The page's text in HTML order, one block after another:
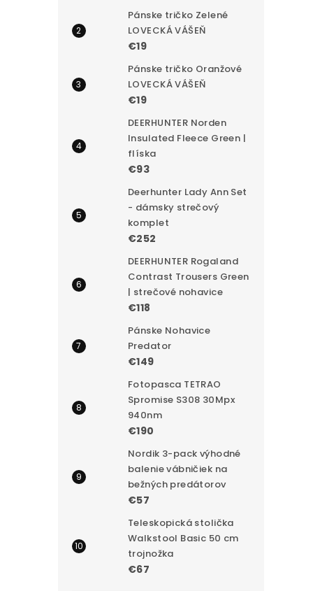
Pánske tričko Zelené
LOVECKÁ VÁŠEŇ
€19
Pánske tričko Oranžové
LOVECKÁ VÁŠEŇ
€19
DEERHUNTER Norden
Insulated Fleece Green |
flíska
€93
Deerhunter Lady Ann Set
- dámsky strečový
komplet
€252
DEERHUNTER Rogaland
Contrast Trousers Green
| strečové nohavice
€118
Pánske Nohavice
Predator
€149
Fotopasca TETRAO
Spromise S308 30Mpx
940nm
€190
Nordik 3-pack výhodné
balenie vábničiek na
bežných predátorov
€57
Teleskopická stolička
Walkstool Basic 50 cm
trojnožka
€67